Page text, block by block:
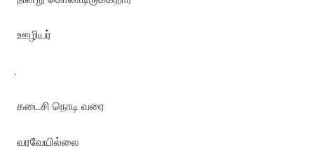
ஊழியர்
கடைசி நொடி வரை
வரவேயில்லை